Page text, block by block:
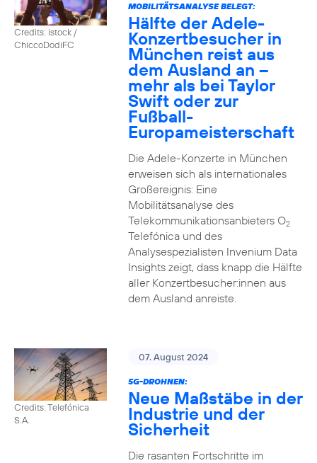
Credits: istock /
ChiccoDodiFC
MOBILITÄTSANALYSE BELEGT:
Hälfte der Adele-
Konzertbesucher in
München reist aus
dem Ausland an –
mehr als bei Taylor
Swift oder zur
Fußball-
Europameisterschaft
Die Adele-Konzerte in München
erweisen sich als internationales
Großereignis: Eine
Mobilitätsanalyse des
Telekommunikationsanbieters O2
Telefónica und des
Analysespezialisten Invenium Data
Insights zeigt, dass knapp die Hälfte
aller Konzertbesucher:innen aus
dem Ausland anreiste.
Credits: Telefónica
S.A.
07. August 2024
5G-DROHNEN:
Neue Maßstäbe in der
Industrie und der
Sicherheit
Die rasanten Fortschritte im